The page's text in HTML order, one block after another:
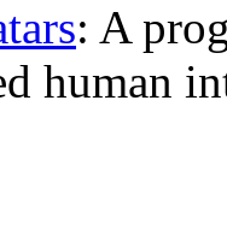
: A
human